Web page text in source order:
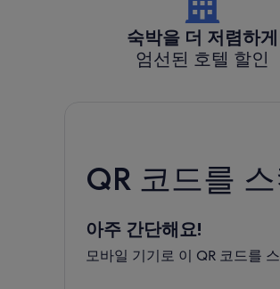
숙박을 더 저렴하게
엄선된 호텔 할인
QR 코드를
아주 간단해요!
모바일 기기로 이 QR 코드를